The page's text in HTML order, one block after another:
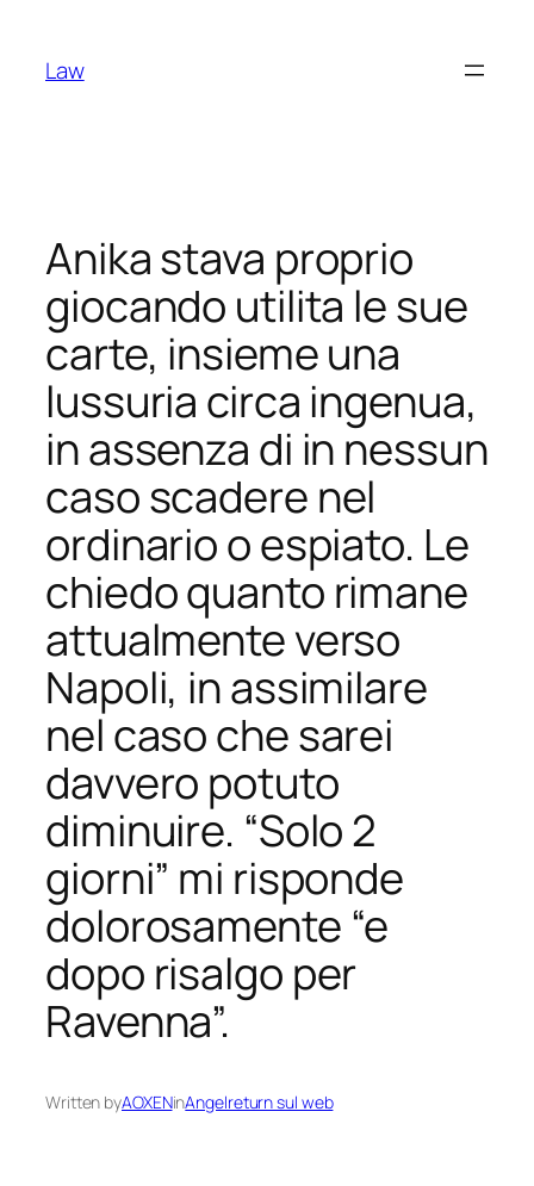
content
Law
Anika stava proprio
giocando utilita le sue
carte, insieme una
lussuria circa ingenua,
in assenza di in nessun
caso scadere nel
ordinario o espiato. Le
chiedo quanto rimane
attualmente verso
Napoli, in assimilare
nel caso che sarei
davvero potuto
diminuire. “Solo 2
giorni” mi risponde
dolorosamente “e
dopo risalgo per
Ravenna”.
Written byAOXENinAngelreturn sul web